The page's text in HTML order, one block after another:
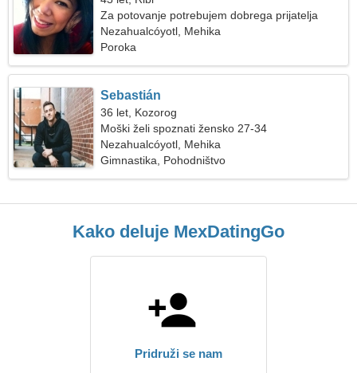
Za potovanje potrebujem dobrega prijatelja
Nezahualcóyotl, Mehika
Poroka
Sebastián
36 let, Kozorog
Moški želi spoznati žensko 27-34
Nezahualcóyotl, Mehika
Gimnastika, Pohodništvo
Kako deluje MexDatingGo
Pridruži se nam